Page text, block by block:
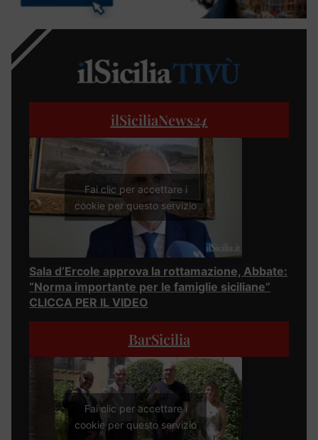
ilSiciliaNews24
Fai clic per accettare i
cookie per questo servizio
Sala d’Ercole approva la rottamazione, Abbate:
“Norma importante per le famiglie siciliane”
CLICCA PER IL VIDEO
BarSicilia
Fai clic per accettare i
cookie per questo servizio